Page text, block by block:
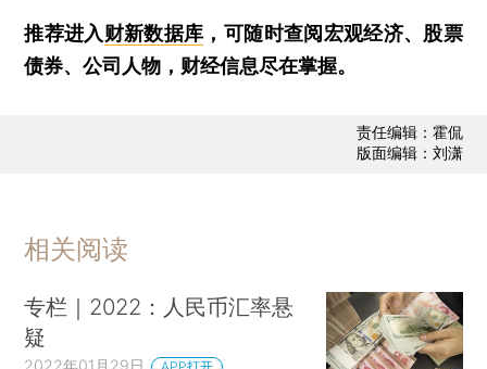
推荐进入财新数据库 ，可随时查阅宏观经济、股票
债券、公司人物，财经信息尽在掌握。
责任编辑：霍侃
版面编辑：刘潇
相关阅读
专栏｜2022：人民币汇率悬
疑